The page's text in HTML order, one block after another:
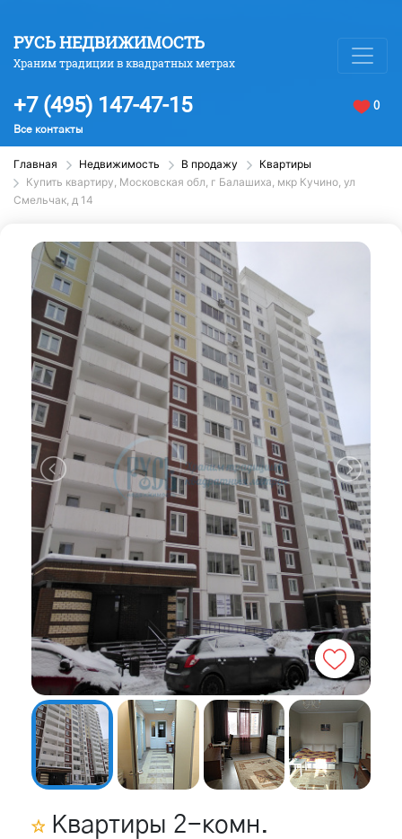
РУСЬ НЕДВИЖИМОСТЬ
Храним традиции в квадратных метрах
+7 (495) 147-47-15
Все контакты
0
Главная Недвижимость В продажу
Квартиры
Купить квартиру, Московская обл, г Балашиха, мкр Кучино, ул
Смельчак, д 14
Квартиры 2-комн.